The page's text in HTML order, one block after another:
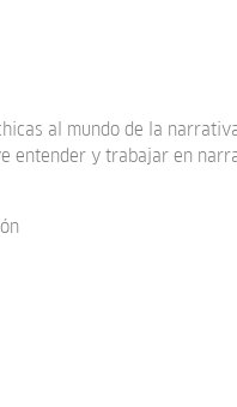
al mundo de la
entender y trabajar en